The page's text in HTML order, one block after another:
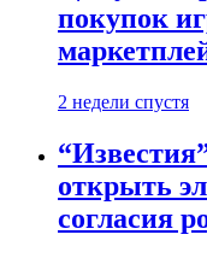
покупок
2 недели спустя
открыть
согласия